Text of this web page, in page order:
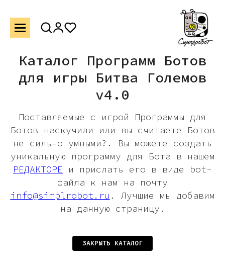
Каталог Программ Ботов
для игры Битва Големов
v4.0
Поставляемые с игрой Программы для
Ботов наскучили или вы считаете Ботов
не сильно умными?. Вы можете создать
уникальную программу для Бота в нашем
РЕДАКТОРЕ и прислать его в виде bot-
файла к нам на почту
info@simplrobot.ru . Лучшие мы добавим
на данную страницу.
ЗАКРЫТЬ КАТАЛОГ